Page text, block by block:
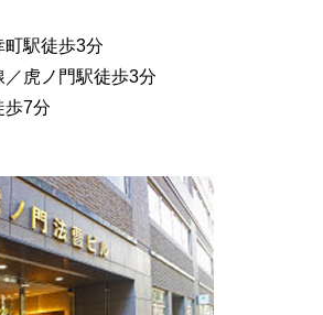
駅徒歩3分
虎ノ門駅徒歩3分
歩7分